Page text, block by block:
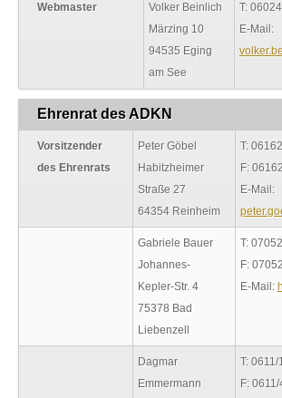
Webmaster
Volker Beinlich
Märzing 10
94535 Eging
am See
T:
E-Mail:
Ehrenrat des ADKN
Vorsitzender
des Ehrenrats
Peter Göbel
Habitzheimer
Straße 27
64354 Reinheim
T:
F:
E-Mail:
Gabriele Bauer
Johannes-
Kepler-Str. 4
75378 Bad
Liebenzell
T:
F:
E-Mail:
Dagmar
Emmermann
T:
F: